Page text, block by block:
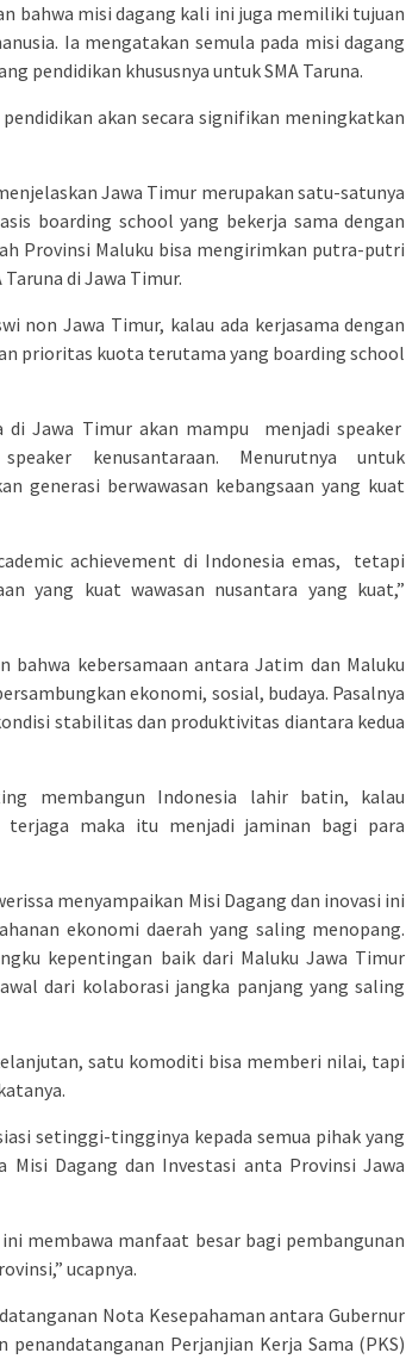
bahwa misi dagang kali ini juga memiliki tujuan
Ia mengatakan semula pada misi dagang
pendidikan khususnya untuk SMA Taruna.
akan secara signifikan meningkatkan
Jawa Timur merupakan satu-satunya
boarding school yang bekerja sama dengan
Provinsi Maluku bisa mengirimkan putra-putri
di Jawa Timur.
non Jawa Timur, kalau ada kerjasama dengan
prioritas kuota terutama yang boarding school
di Jawa Timur akan mampu menjadi speaker
kenusantaraan. Menurutnya untuk
generasi berwawasan kebangsaan yang kuat
achievement di Indonesia emas, tetapi
yang kuat wawasan nusantara yang kuat,”
kebersamaan antara Jatim dan Maluku
ekonomi, sosial, budaya. Pasalnya
stabilitas dan produktivitas diantara kedua
membangun Indonesia lahir batin, kalau
maka itu menjadi jaminan bagi para
menyampaikan Misi Dagang dan inovasi ini
ekonomi daerah yang saling menopang.
kepentingan baik dari Maluku Jawa Timur
dari kolaborasi jangka panjang yang saling
satu komoditi bisa memberi nilai, tapi
setinggi-tingginya kepada semua pihak yang
Dagang dan Investasi anta Provinsi Jawa
membawa manfaat besar bagi pembangunan
ucapnya.
Nota Kesepahaman antara Gubernur
Perjanjian Kerja Sama (PKS)